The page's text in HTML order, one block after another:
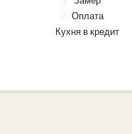
Оплата
Кухня в кредит